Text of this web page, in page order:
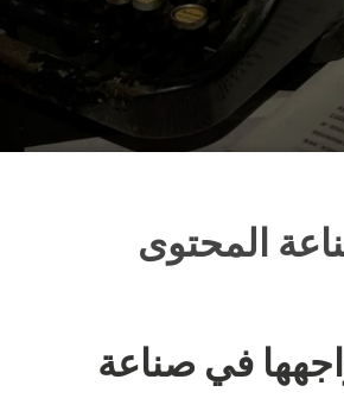
المحتوى
في صناعة